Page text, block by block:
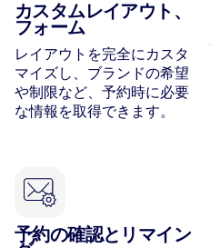
カスタムレイアウト、
フォーム
レイアウトを完全にカスタ
マイズし、ブランドの希望
や制限など、予約時に必要
な情報を取得できます。
予約の確認とリマイン